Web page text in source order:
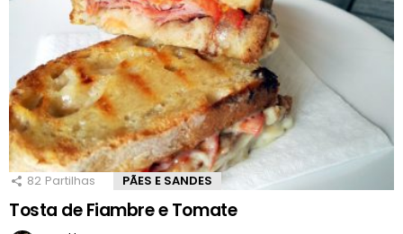
82 Partilhas PÃES E SANDES
Tosta de Fiambre e Tomate